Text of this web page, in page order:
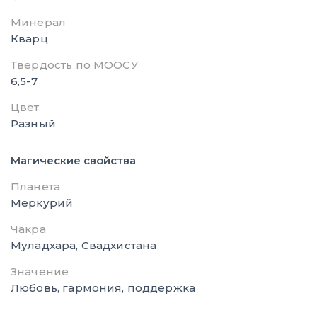
Минерал
Кварц
Твердость по МООСУ
6,5-7
Цвет
Разный
Магические свойства
Планета
Меркурий
Чакра
Муладхара, Свадхистана
Значение
Любовь, гармония, поддержка